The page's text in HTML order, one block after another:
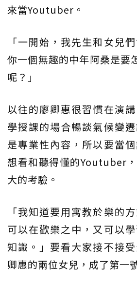
來當Youtuber。
「一開始，我先生和女兒
你一個無趣的中年阿桑是要
呢？」
以往的廖卿惠很習慣在演
學授課的場合暢談氣候變
是專業性內容，所以要當
想看和聽得懂的Youtuber
大的考驗。
「我知道要用寓教於樂的
可以在歡樂之中，又可以
知識。」要看大家接不接
卿惠的兩位女兒，成了第一